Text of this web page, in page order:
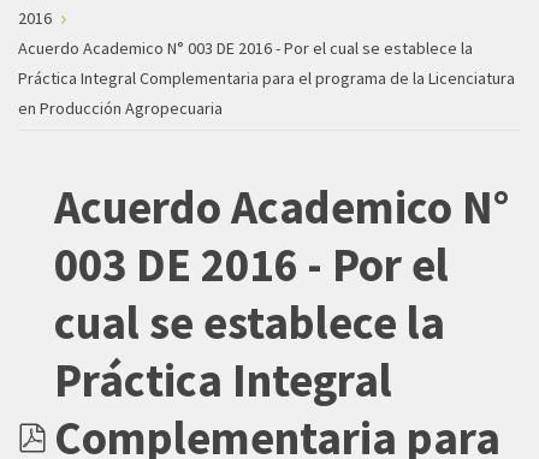
2016
Acuerdo Academico N° 003 DE 2016 - Por el cual se establece la
Práctica Integral Complementaria para el programa de la Licenciatura
en Producción Agropecuaria
Acuerdo Academico N°
003 DE 2016 - Por el
cual se establece la
Práctica Integral
Complementaria para